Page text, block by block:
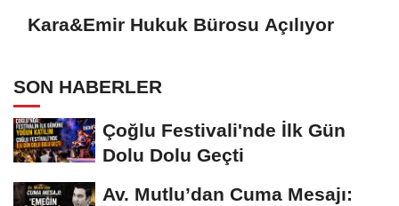
Kara&Emir Hukuk Bürosu Açılıyor
SON HABERLER
Çoğlu Festivali'nde İlk Gün
Dolu Dolu Geçti
Av. Mutlu’dan Cuma Mesajı: